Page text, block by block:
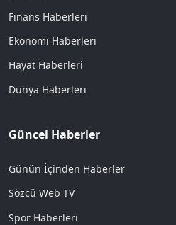
Finans Haberleri
Ekonomi Haberleri
Hayat Haberleri
Dünya Haberleri
Güncel Haberler
Günün İçinden Haberler
Sözcü Web TV
Spor Haberleri